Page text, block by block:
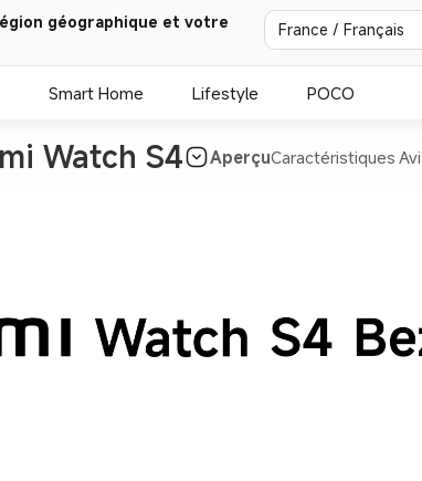
géographique et votre
France / Français
Smart Home Lifestyle POCO
Watch S4 AperçuCaractéristiques